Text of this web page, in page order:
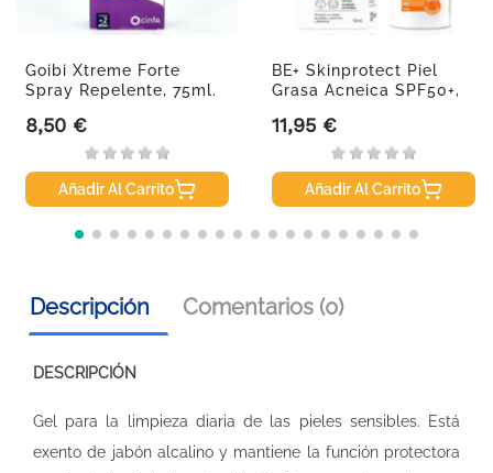
Goibi Xtreme Forte
Spray Repelente, 75ml.
Precio
8,50 €
Añadir Al Carrito
BE+ Skinprotect Piel
Grasa Acneica SPF50+,
Precio
11,95 €
Añadir Al Carrito
Descripción Comentarios (0)
DESCRIPCIÓN
Gel para la limpieza diaria de las pieles sensibles. Está
exento de jabón alcalino y mantiene la función protectora